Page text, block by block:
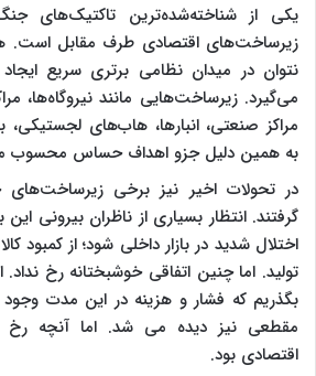
یکی از شناخته‌شده‌ترین تاکتیک‌های
زیرساخت‌های اقتصادی طرف مقابل
نتوان در میدان نظامی برتری سریع
می‌گیرد. زیرساخت‌هایی مانند نیروگاه‌ها،
مراکز صنعتی، انبارها، هاب‌های لجستیکی،
به همین دلیل جزو اهداف حساس محسوب
در تحولات اخیر نیز برخی
گرفتند. انتظار بسیاری از ناظران بیرونی
اختلال شدید در بازار داخلی شود؛ از کمبود
تولید. اما چنین اتفاقی خوشبختانه رخ نداد.
بگذریم که فشار و هزینه در این مدت
مقطعی نیز دیده می شد. اما آنچه رخ
اقتصادی بود.